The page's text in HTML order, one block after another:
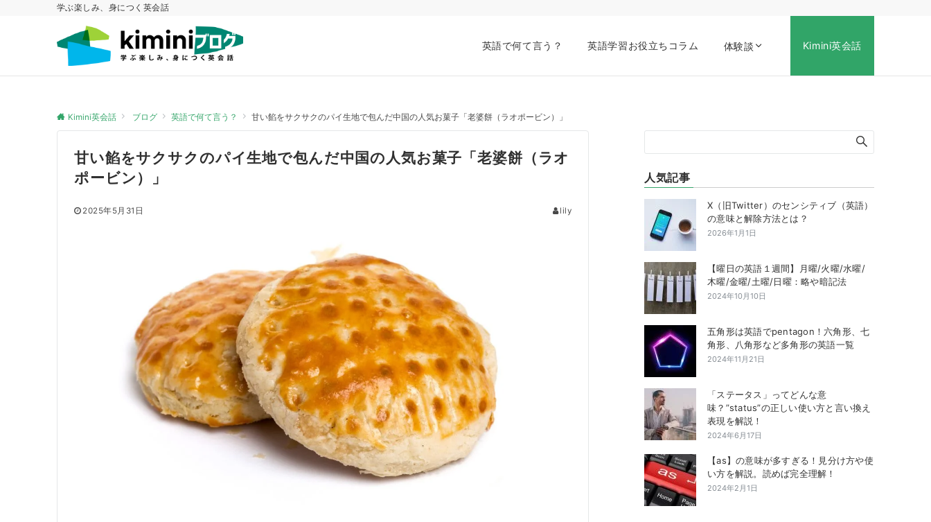
学ぶ楽しみ、身につく英会話
英語で何て言う？ 英語学習お役立ちコラム 体験談 Kimini英会話
Kimini英会話 ブログ 英語で何て言う？ 甘い餡をサクサクのパイ生地で包んだ中国の人気お菓子「老婆餅（ラオポービン）」
甘い餡をサクサクのパイ生地で包んだ中国の人気お菓子「老婆餅（ラオ
ポービン）」
2025年5月31日 lily
人気記事
X（旧Twitter）のセンシティブ（英語）
の意味と解除方法とは？
2026年1月1日
【曜日の英語１週間】月曜/火曜/水曜/
木曜/金曜/土曜/日曜：略や暗記法
2024年10月10日
五角形は英語でpentagon！六角形、七
角形、八角形など多角形の英語一覧
2024年11月21日
「ステータス」ってどんな意
味？”status”の正しい使い方と言い換え
表現を解説！
2024年6月17日
【as】の意味が多すぎる！見分け方や使
い方を解説。読めば完全理解！
2024年2月1日